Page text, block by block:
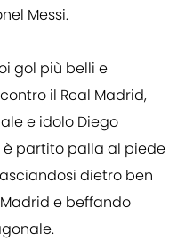
Messi.
gol più belli e
il Real Madrid,
e idolo Diego
è partito palla al piede
dietro ben
e beffando